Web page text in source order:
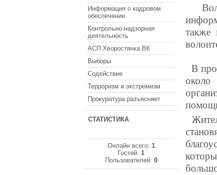
Информация о кадровом
обеспечении
Контрольно-надзорная
деятельность
АСП Хворостянка ВК
Выборы
Содействие
Терроризм и экстремизм
Прокуратура разъясняет
СТАТИСТИКА
Онлайн всего: 1
Гостей:1
Пользователей: 0
также
В